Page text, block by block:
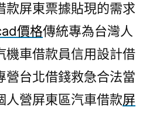
款屏東票據貼現的需求
價格傳統專為台灣人
機車借款員信用設計借
營台北借錢救急合法當
人營屏東區汽車借款屏